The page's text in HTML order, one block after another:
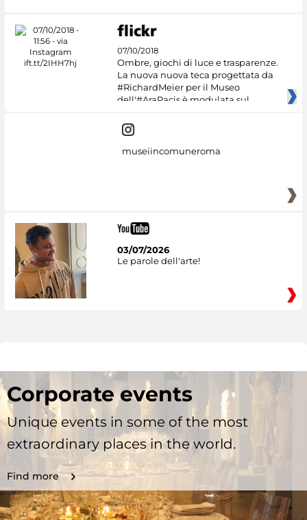
07/10/2018
Ombre, giochi di luce e trasparenze.
La nuova nuova teca progettata da
#RichardMeier per il Museo
dell'#AraPacis è modulata sul
museiincomuneroma
03/07/2026
Le parole dell'arte!
Corporate events
Unique events in some of the most
extraordinary places in the world.
Find more